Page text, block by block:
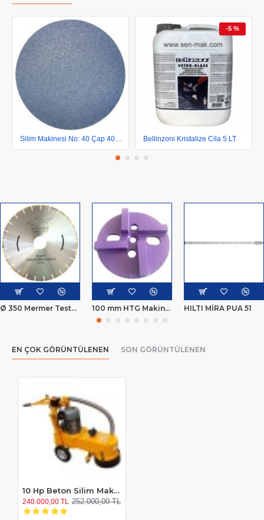
-5 %
Bellinzoni Kristalize Cila 5 LT
Ø 350 Mermer Testeresi 100 mm HTG Makine Silim Elması HILTI MİRA PUA 51
EN ÇOK GÖRÜNTÜLENEN SON GÖRÜNTÜLENEN
10 Hp Beton Silim Makinesi
240.000,00 TL 252.000,00 TL